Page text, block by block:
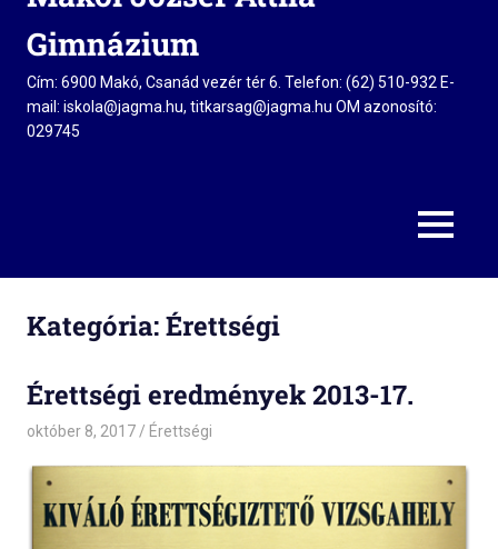
Gimnázium
Cím: 6900 Makó, Csanád vezér tér 6. Telefon: (62) 510-932 E-
mail: iskola@jagma.hu, titkarsag@jagma.hu OM azonosító:
029745
MENU
Kategória:Érettségi
Érettségi eredmények 2013-17.
október 8, 2017 admin
Érettségi